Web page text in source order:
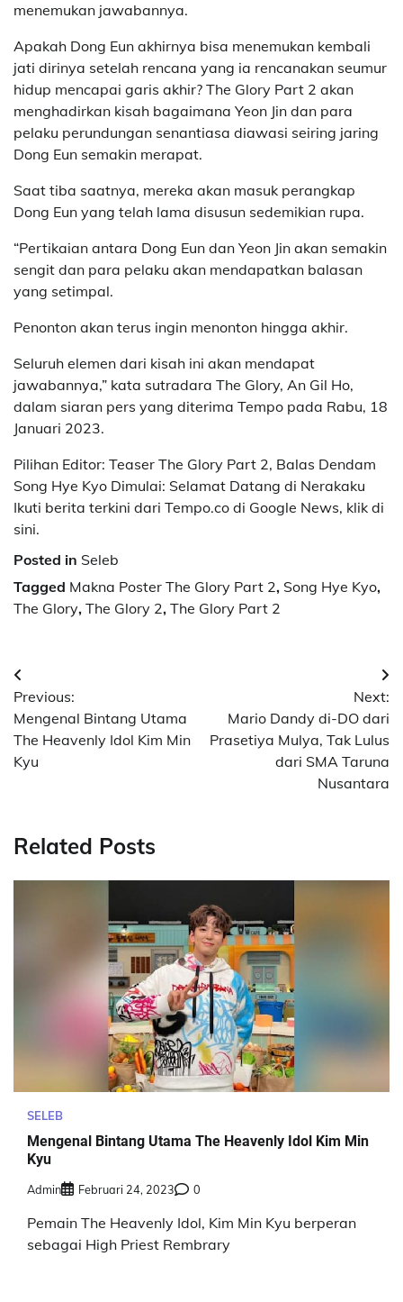
menemukan jawabannya.
Apakah Dong Eun akhirnya bisa menemukan kembali
jati dirinya setelah rencana yang ia rencanakan seumur
hidup mencapai garis akhir? The Glory Part 2 akan
menghadirkan kisah bagaimana Yeon Jin dan para
pelaku perundungan senantiasa diawasi seiring jaring
Dong Eun semakin merapat.
Saat tiba saatnya, mereka akan masuk perangkap
Dong Eun yang telah lama disusun sedemikian rupa.
“Pertikaian antara Dong Eun dan Yeon Jin akan semakin
sengit dan para pelaku akan mendapatkan balasan
yang setimpal.
Penonton akan terus ingin menonton hingga akhir.
Seluruh elemen dari kisah ini akan mendapat
jawabannya,” kata sutradara The Glory, An Gil Ho,
dalam siaran pers yang diterima Tempo pada Rabu, 18
Januari 2023.
Pilihan Editor: Teaser The Glory Part 2, Balas Dendam
Song Hye Kyo Dimulai: Selamat Datang di Nerakaku
Ikuti berita terkini dari Tempo.co di Google News, klik di
sini.
Posted in Seleb
Tagged Makna Poster The Glory Part 2, Song Hye Kyo,
The Glory, The Glory 2, The Glory Part 2
Navigasi
pos
Previous:
Mengenal Bintang Utama
The Heavenly Idol Kim Min
Kyu
Next:
Mario Dandy di-DO dari
Prasetiya Mulya, Tak Lulus
dari SMA Taruna
Nusantara
Related Posts
SELEB
Mengenal Bintang Utama The Heavenly Idol Kim Min
Kyu
Admin Februari 24, 2023 0
Pemain The Heavenly Idol, Kim Min Kyu berperan
sebagai High Priest Rembrary